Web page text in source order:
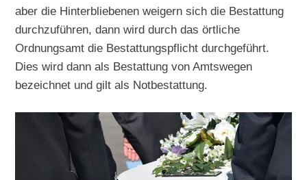
aber die Hinterbliebenen weigern sich die Bestattung
durchzuführen, dann wird durch das örtliche
Ordnungsamt die Bestattungspflicht durchgeführt.
Dies wird dann als Bestattung von Amtswegen
bezeichnet und gilt als Notbestattung.